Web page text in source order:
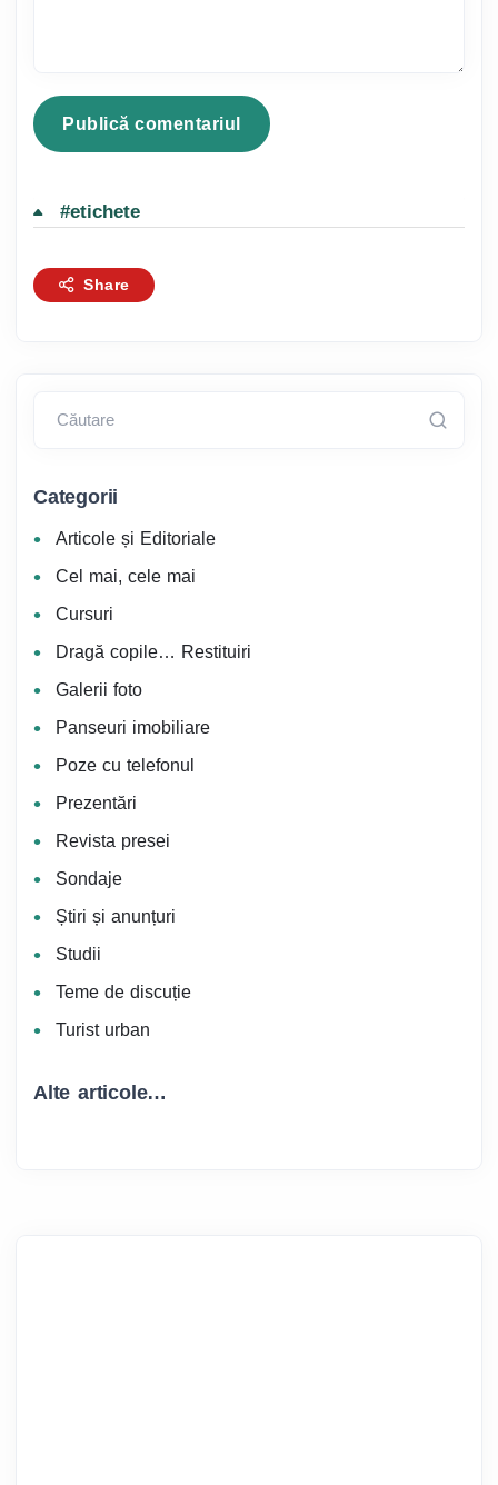
#etichete
Share
Căutare
Categorii
Articole și Editoriale
Cel mai, cele mai
Cursuri
Dragă copile… Restituiri
Galerii foto
Panseuri imobiliare
Poze cu telefonul
Prezentări
Revista presei
Sondaje
Știri și anunțuri
Studii
Teme de discuție
Turist urban
Alte articole…